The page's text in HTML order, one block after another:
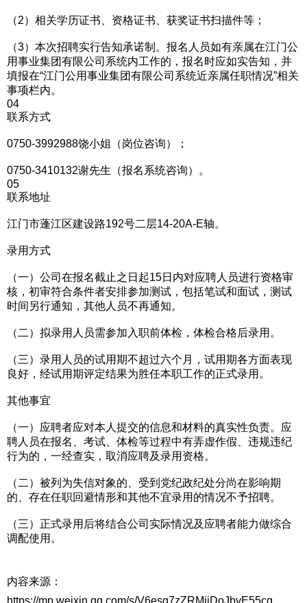
（2）相关学历证书、资格证书、获奖证书扫描件等；
（3）本次招聘实行告知承诺制。报名人员如有亲属在江门公
用事业集团有限公司系统内工作的，报名时应如实告知，并
填报在“江门公用事业集团有限公司系统近亲属任职情况”相关
事项栏内。
04
联系方式
0750-3992988饶小姐（岗位咨询）；
0750-3410132谢先生（报名系统咨询）。
05
联系地址
江门市蓬江区建设路192号二层14-20A-E轴。
录用方式
（一）公司在报名截止之日起15日内对应聘人员进行资格审
核，初审符合条件者安排参加测试，包括笔试和面试，测试
时间另行通知，其他人员不再通知。
（二）拟录用人员需参加入职前体检，体检合格后录用。
（三）录用人员的试用期不超过六个月，试用期各方面表现
良好，经试用期评定结果为胜任本职工作的正式录用。
其他事宜
（一）应聘者应对本人提交的信息和材料的真实性负责。应
聘人员在报名、考试、体检等过程中有弄虚作假、违规违纪
行为的，一经查实，取消应聘及录用资格。
（二）被列为失信对象的、受到党纪政纪处分尚在影响期
的、存在任职回避情形和其他不宜录用的情况不予招聘。
（三）正式录用后将结合公司实际情况及应聘者能力做综合
调配使用。
内容来源：
https://mp.weixin.qq.com/s/V6esg7zZRMiiDoJbyE55cg